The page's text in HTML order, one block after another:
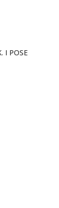
I POSE